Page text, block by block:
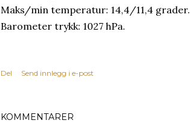
Maks/min temperatur: 14,4/11,4 grader.
Barometer trykk: 1027 hPa.
Del Send innlegg i e-post
KOMMENTARER